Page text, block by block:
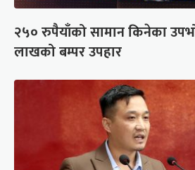
२५० रुपैयाँको सामान किनेका
लाखको बम्पर उपहार